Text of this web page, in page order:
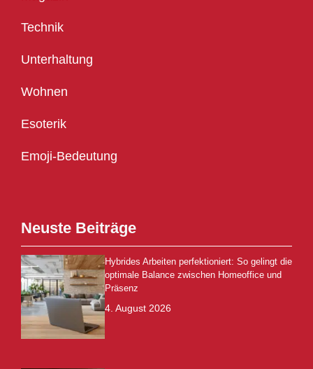
Technik
Unterhaltung
Wohnen
Esoterik
Emoji-Bedeutung
Neuste Beiträge
Hybrides Arbeiten perfektioniert: So gelingt die
optimale Balance zwischen Homeoffice und
Präsenz
4. August 2026